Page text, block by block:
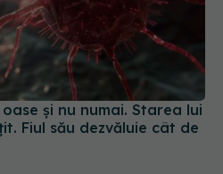
și nu numai. Starea lui
Fiul său dezvăluie cât de